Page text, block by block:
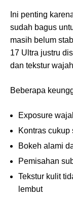
Ini penting
sudah bagus
masih belum
17 Ultra justru
dan tekstur
Beberapa
Exposure
Kontras cukup
Bokeh alami
Pemisahan
Tekstur kulit
lembut